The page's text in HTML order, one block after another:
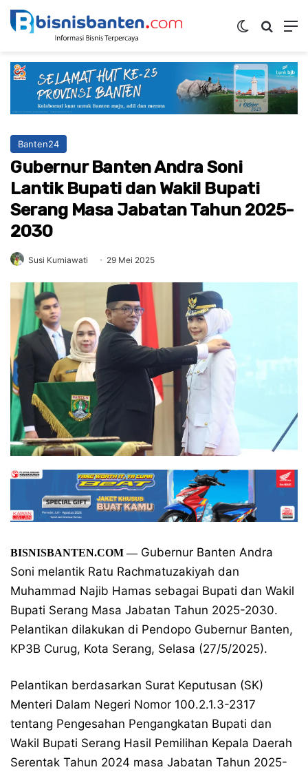
Switch skin
Banten24
Gubernur Banten Andra Soni
Lantik Bupati dan Wakil Bupati
Serang Masa Jabatan Tahun 2025-
2030
Susi Kurniawati 29 Mei 2025
BISNISBANTEN.COM—Gubernur Banten Andra
Soni melantik Ratu Rachmatuzakiyah dan
Muhammad Najib Hamas sebagai Bupati dan Wakil
Bupati Serang Masa Jabatan Tahun 2025-2030.
Pelantikan dilakukan di Pendopo Gubernur Banten,
KP3B Curug, Kota Serang, Selasa (27/5/2025).
Pelantikan berdasarkan Surat Keputusan (SK)
Menteri Dalam Negeri Nomor 100.2.1.3-2317
tentang Pengesahan Pengangkatan Bupati dan
Wakil Bupati Serang Hasil Pemilihan Kepala Daerah
Serentak Tahun 2024 masa Jabatan Tahun 2025-